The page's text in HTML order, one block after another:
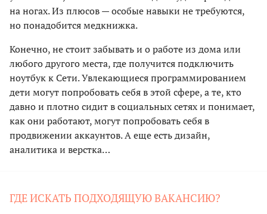
на ногах. Из плюсов — особые навыки не требуются,
но понадобится медкнижка.
Конечно, не стоит забывать и о работе из дома или
любого другого места, где получится подключить
ноутбук к Сети. Увлекающиеся программированием
дети могут попробовать себя в этой сфере, а те, кто
давно и плотно сидит в социальных сетях и понимает,
как они работают, могут попробовать себя в
продвижении аккаунтов. А еще есть дизайн,
аналитика и верстка…
ГДЕ ИСКАТЬ ПОДХОДЯЩУЮ ВАКАНСИЮ?